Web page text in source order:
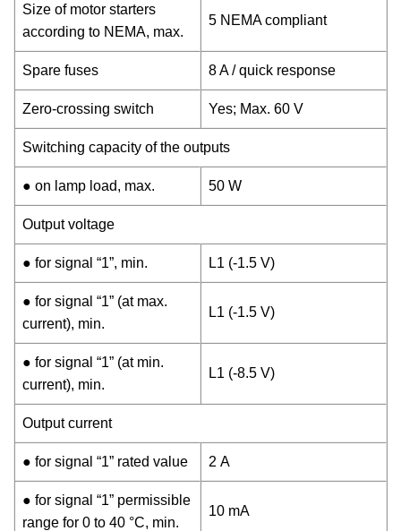
Size of motor starters
according to NEMA, max.
5 NEMA compliant
Spare fuses 8 A / quick response
Zero-crossing switch Yes; Max. 60 V
Switching capacity of the outputs
● on lamp load, max. 50 W
Output voltage
● for signal “1”, min. L1 (-1.5 V)
● for signal “1” (at max.
current), min.
L1 (-1.5 V)
● for signal “1” (at min.
current), min.
L1 (-8.5 V)
Output current
● for signal “1” rated value 2 A
● for signal “1” permissible
range for 0 to 40 °C, min.
10 mA